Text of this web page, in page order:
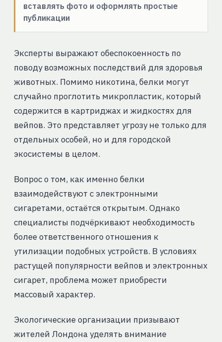
вставлять фото и оформлять простые
публикации
Эксперты выражают обеспокоенность по
поводу возможных последствий для здоровья
животных. Помимо никотина, белки могут
случайно проглотить микропластик, который
содержится в картриджах и жидкостях для
вейпов. Это представляет угрозу не только для
отдельных особей, но и для городской
экосистемы в целом.
Вопрос о том, как именно белки
взаимодействуют с электронными
сигаретами, остаётся открытым. Однако
специалисты подчёркивают необходимость
более ответственного отношения к
утилизации подобных устройств. В условиях
растущей популярности вейпов и электронных
сигарет, проблема может приобрести
массовый характер.
Экологические организации призывают
жителей Лондона уделять внимание